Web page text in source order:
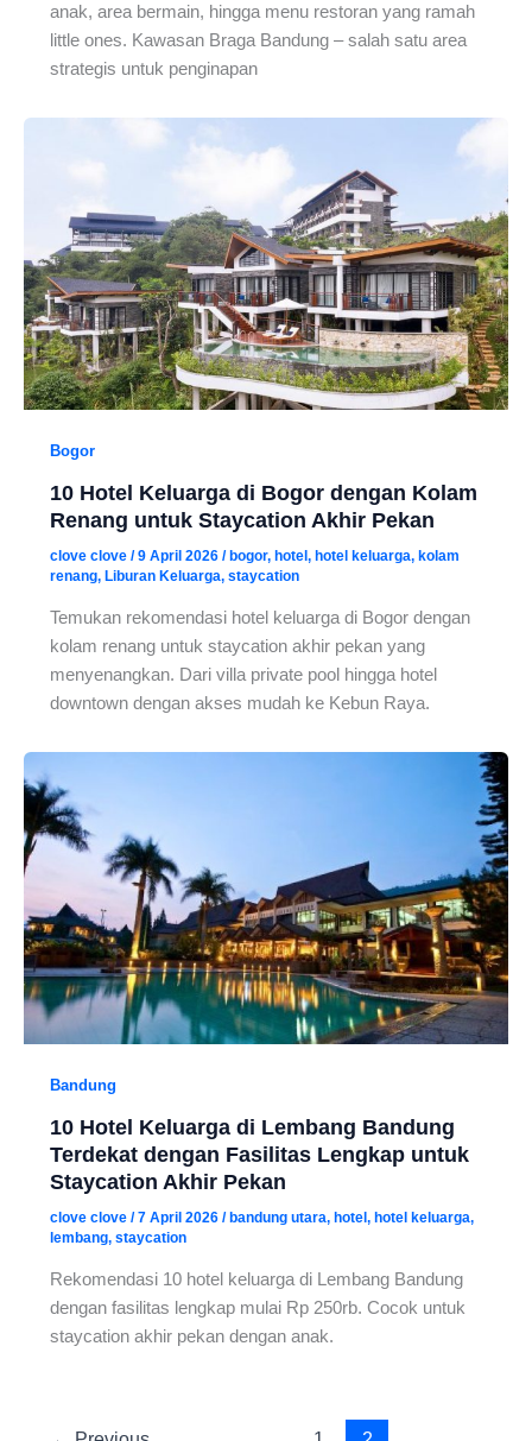
anak, area bermain, hingga menu restoran yang ramah
little ones. Kawasan Braga Bandung – salah satu area
strategis untuk penginapan
Bogor
10 Hotel Keluarga di Bogor dengan Kolam
Renang untuk Staycation Akhir Pekan
clove clove /9 April 2026 /bogor, hotel, hotel keluarga, kolam
renang, Liburan Keluarga, staycation
Temukan rekomendasi hotel keluarga di Bogor dengan
kolam renang untuk staycation akhir pekan yang
menyenangkan. Dari villa private pool hingga hotel
downtown dengan akses mudah ke Kebun Raya.
Bandung
10 Hotel Keluarga di Lembang Bandung
Terdekat dengan Fasilitas Lengkap untuk
Staycation Akhir Pekan
clove clove /7 April 2026 /bandung utara, hotel, hotel keluarga,
lembang, staycation
Rekomendasi 10 hotel keluarga di Lembang Bandung
dengan fasilitas lengkap mulai Rp 250rb. Cocok untuk
staycation akhir pekan dengan anak.